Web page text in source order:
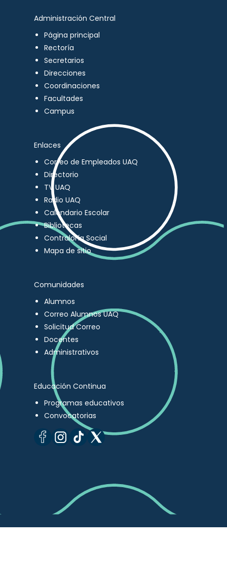
Administración Central
Página principal
Rectoría
Secretarios
Direcciones
Coordinaciones
Facultades
Campus
Enlaces
Correo de Empleados UAQ
Directorio
TV UAQ
Radio UAQ
Calendario Escolar
Bibliotecas
Contraloría Social
Mapa de sitio
Comunidades
Alumnos
Correo Alumnos UAQ
Solicitud Correo
Docentes
Administrativos
Educación Continua
Programas educativos
Convocatorias